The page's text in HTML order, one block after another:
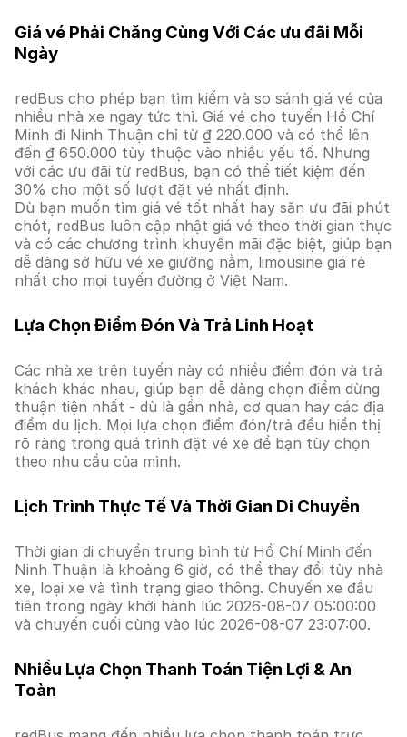
Giá vé Phải Chăng Cùng Với Các ưu đãi Mỗi
Ngày
redBus cho phép bạn tìm kiếm và so sánh giá vé của
nhiều nhà xe ngay tức thì. Giá vé cho tuyến Hồ Chí
Minh đi Ninh Thuận chỉ từ ₫ 220.000 và có thể lên
đến ₫ 650.000 tùy thuộc vào nhiều yếu tố. Nhưng
với các ưu đãi từ redBus, bạn có thể tiết kiệm đến
30% cho một số lượt đặt vé nhất định.
Dù bạn muốn tìm giá vé tốt nhất hay săn ưu đãi phút
chót, redBus luôn cập nhật giá vé theo thời gian thực
và có các chương trình khuyến mãi đặc biệt, giúp bạn
dễ dàng sở hữu vé xe giường nằm, limousine giá rẻ
nhất cho mọi tuyến đường ở Việt Nam.
Lựa Chọn Điểm Đón Và Trả Linh Hoạt
Các nhà xe trên tuyến này có nhiều điểm đón và trả
khách khác nhau, giúp bạn dễ dàng chọn điểm dừng
thuận tiện nhất - dù là gần nhà, cơ quan hay các địa
điểm du lịch. Mọi lựa chọn điểm đón/trả đều hiển thị
rõ ràng trong quá trình đặt vé xe để bạn tùy chọn
theo nhu cầu của mình.
Lịch Trình Thực Tế Và Thời Gian Di Chuyển
Thời gian di chuyển trung bình từ Hồ Chí Minh đến
Ninh Thuận là khoảng 6 giờ, có thể thay đổi tùy nhà
xe, loại xe và tình trạng giao thông. Chuyến xe đầu
tiên trong ngày khởi hành lúc 2026-08-07 05:00:00
và chuyến cuối cùng vào lúc 2026-08-07 23:07:00.
Nhiều Lựa Chọn Thanh Toán Tiện Lợi & An
Toàn